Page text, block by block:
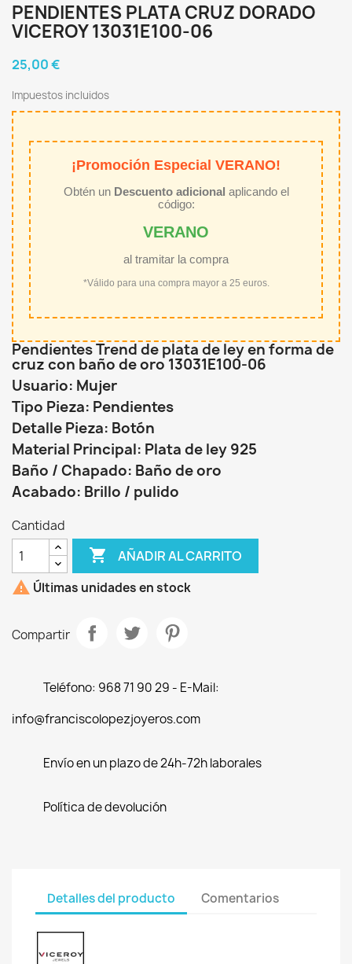
PENDIENTES PLATA CRUZ DORADO
VICEROY 13031E100-06
25,00 €
Impuestos incluidos
¡Promoción Especial VERANO!
Obtén un Descuento adicional aplicando el
código:
VERANO
al tramitar la compra
*Válido para una compra mayor a 25 euros.
Pendientes Trend de plata de ley en forma de
cruz con baño de oro 13031E100-06
Usuario: Mujer
Tipo Pieza: Pendientes
Detalle Pieza: Botón
Material Principal: Plata de ley 925
Baño / Chapado: Baño de oro
Acabado: Brillo / pulido
Cantidad
 AÑADIR AL CARRITO
 Últimas unidades en stock
Compartir
Teléfono: 968 71 90 29 - E-Mail:
info@franciscolopezjoyeros.com
Envío en un plazo de 24h-72h laborales
Política de devolución
Detalles del producto Comentarios